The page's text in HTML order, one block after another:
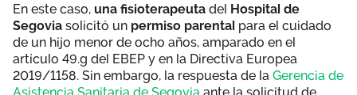
En este caso, una fisioterapeuta del Hospital de
Segovia solicitó un permiso parental para el cuidado
de un hijo menor de ocho años, amparado en el
artículo 49.g del EBEP y en la Directiva Europea
2019/1158. Sin embargo, la respuesta de la Gerencia de